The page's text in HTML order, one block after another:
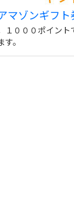
マゾンギフト
１０００ポイン
。